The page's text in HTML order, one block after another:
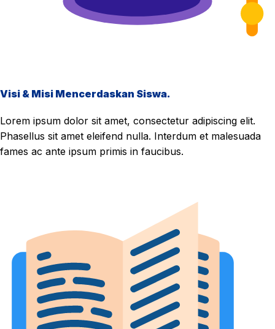
Visi & Misi Mencerdaskan Siswa.
Lorem ipsum dolor sit amet, consectetur adipiscing elit.
Phasellus sit amet eleifend nulla. Interdum et malesuada
fames ac ante ipsum primis in faucibus.